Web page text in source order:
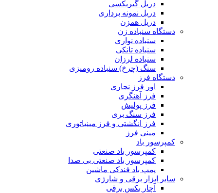
دریل گیربکسی
دریل نمونه برداری
دریل همزن
دستگاه سنباده زن
سنباده نواری
سنباده تانکی
سنباده لرزان
سنگ (چرخ) سنباده رومیزی
دستگاه فرز
اور فرز نجاری
فرز آهنگری
فرز پولیش
فرز سنگ بری
فرز انگشتی و فرز مینیاتوری
مینی فرز
کمپرسور باد
کمپرسور باد صنعتی
کمپرسور باد صنعتی بی صدا
پمپ باد فندکی ماشین
سایر ابزار برقی و شارژی
آچار بکس برقی